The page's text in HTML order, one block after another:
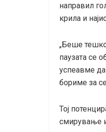
направил
крила и
„Беше
паузата се
успеавме
бориме за
Тој
смирување